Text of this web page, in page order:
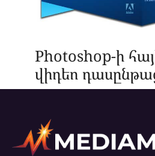
Photoshop-ի
վիդեո